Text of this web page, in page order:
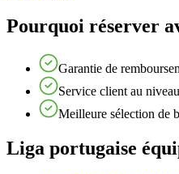
Pourquoi réserver
Garantie de
Service client au
Meilleure sélection de
Liga portugaise